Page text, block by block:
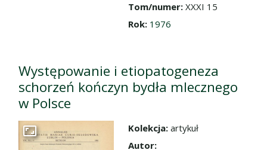
Tom/numer: XXXI 15
Rok: 1976
Występowanie i etiopatogeneza
schorzeń kończyn bydła mlecznego
w Polsce
Przejdź do zbioru
Kolekcja: artykuł
Autor: